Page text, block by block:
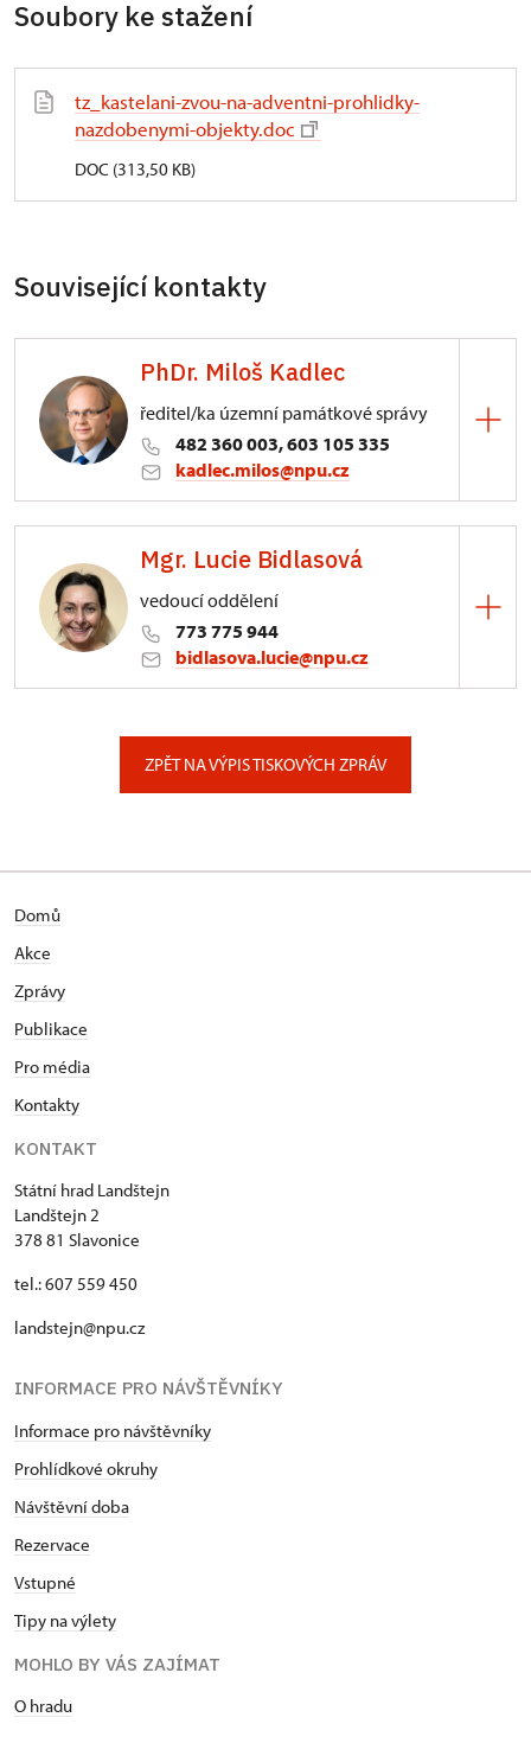
Soubory ke stažení
tz_kastelani-zvou-na-adventni-prohlidky-
nazdobenymi-objekty.doc
DOC (313,50 KB)
Související kontakty
PhDr. Miloš Kadlec
ředitel/ka územní památkové správy
482 360 003, 603 105 335
kadlec.milos@npu.cz
3/, Sychrov 3
Mgr. Lucie Bidlasová
vedoucí oddělení
773 775 944
bidlasova.lucie@npu.cz
ZPĚT NA VÝPIS TISKOVÝCH ZPRÁV
Domů
Akce
Zprávy
Publikace
Pro média
Kontakty
KONTAKT
Státní hrad Landštejn
Landštejn 2
378 81 Slavonice
tel.: 607 559 450
landstejn@npu.cz
INFORMACE PRO NÁVŠTĚVNÍKY
Informace pro návštěvníky
Prohlídkové okruhy
Návštěvní doba
Rezervace
Vstupné
Tipy na výlety
MOHLO BY VÁS ZAJÍMAT
O hradu